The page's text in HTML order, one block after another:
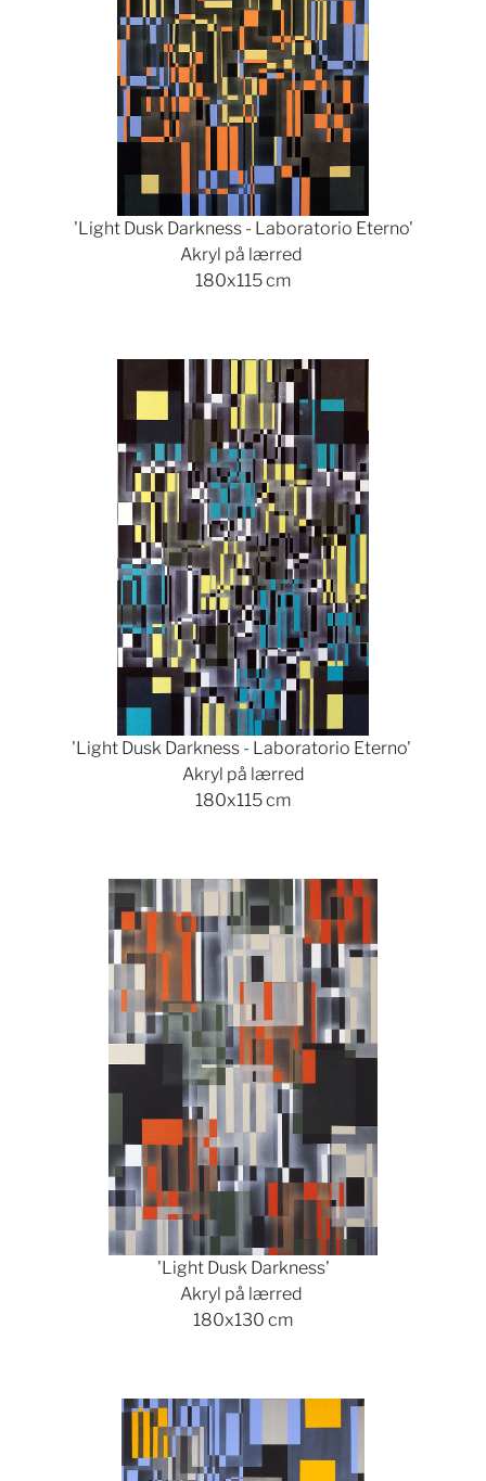
'Light Dusk Darkness - Laboratorio Eterno'
Akryl på lærred
180x115 cm
Show larger version
'Light Dusk Darkness - Laboratorio Eterno'
Akryl på lærred
180x115 cm
Show larger version
'Light Dusk Darkness'
Akryl på lærred
180x130 cm
Show larger version